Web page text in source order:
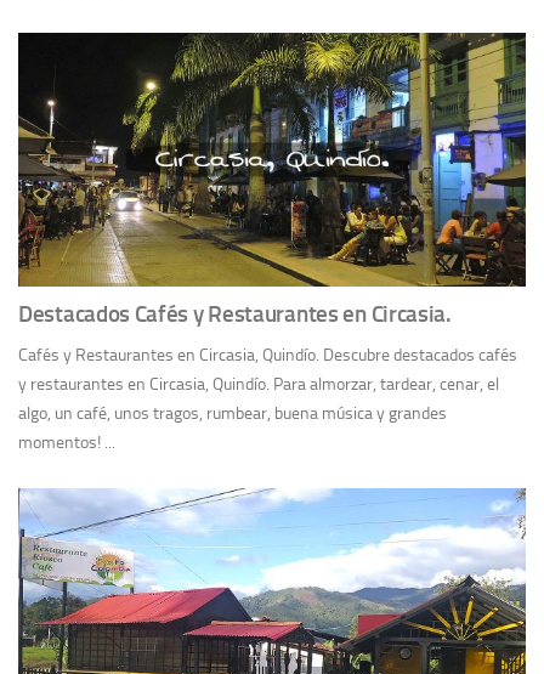
Destacados Cafés y Restaurantes en Circasia.
Cafés y Restaurantes en Circasia, Quindío. Descubre destacados cafés
y restaurantes en Circasia, Quindío. Para almorzar, tardear, cenar, el
algo, un café, unos tragos, rumbear, buena música y grandes
momentos! ...